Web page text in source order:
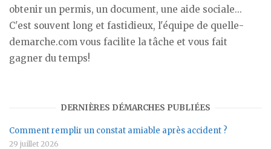
obtenir un permis, un document, une aide sociale...
C'est souvent long et fastidieux, l'équipe de quelle-
demarche.com vous facilite la tâche et vous fait
gagner du temps!
DERNIÈRES DÉMARCHES PUBLIÉES
Comment remplir un constat amiable après accident ?
29 juillet 2026